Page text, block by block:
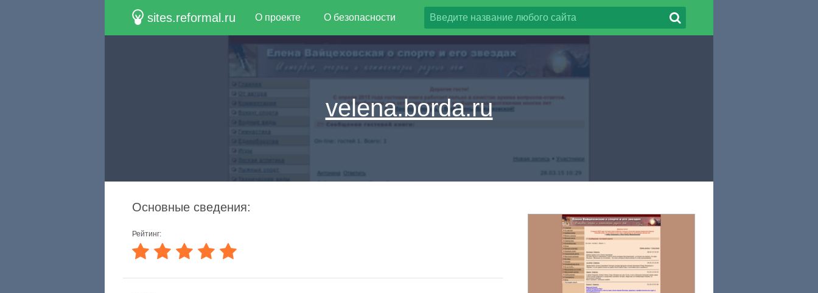
sites.reformal.ru О проекте О безопасности
velena.borda.ru
Основные сведения:
Рейтинг: